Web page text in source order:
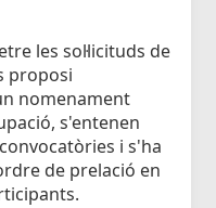
les sol·licituds de
proposi
nomenament
s'entenen
i s'ha
de prelació en